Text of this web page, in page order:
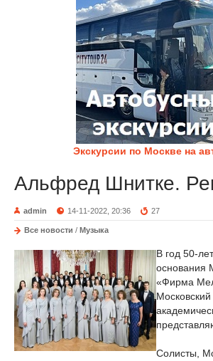
Экскурсии по Москве на
Альфред Шнитке.
admin 14-11-2022, 20:36 27
Все новости / Музыка
В год 50-
основания
«Фирма
Солисты,